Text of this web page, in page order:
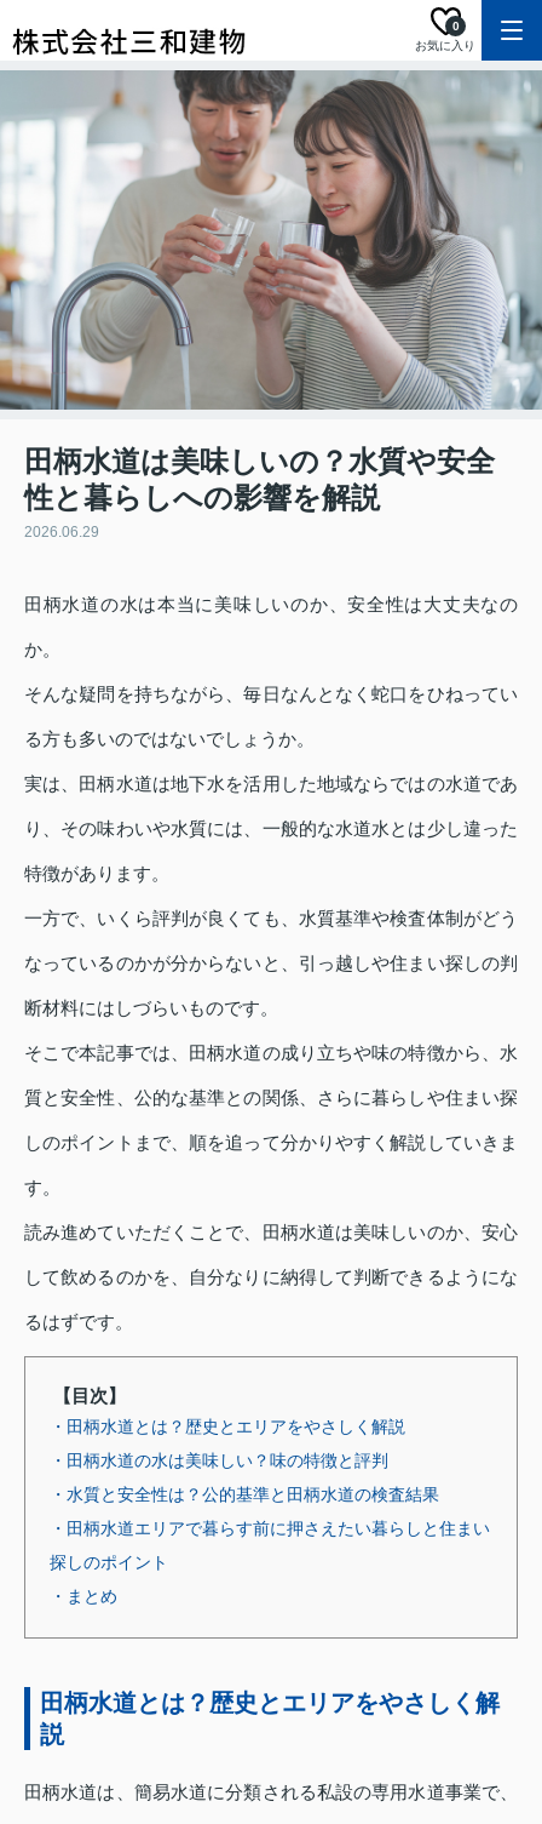
お気に入り
0
田柄水道は美味しいの？水質や安全
性と暮らしへの影響を解説
2026.06.29
田柄水道の水は本当に美味しいのか、安全性は大丈夫なの
か。
そんな疑問を持ちながら、毎日なんとなく蛇口をひねってい
る方も多いのではないでしょうか。
実は、田柄水道は地下水を活用した地域ならではの水道であ
り、その味わいや水質には、一般的な水道水とは少し違った
特徴があります。
一方で、いくら評判が良くても、水質基準や検査体制がどう
なっているのかが分からないと、引っ越しや住まい探しの判
断材料にはしづらいものです。
そこで本記事では、田柄水道の成り立ちや味の特徴から、水
質と安全性、公的な基準との関係、さらに暮らしや住まい探
しのポイントまで、順を追って分かりやすく解説していきま
す。
読み進めていただくことで、田柄水道は美味しいのか、安心
して飲めるのかを、自分なりに納得して判断できるようにな
るはずです。
【目次】
・田柄水道とは？歴史とエリアをやさしく解説
・田柄水道の水は美味しい？味の特徴と評判
・水質と安全性は？公的基準と田柄水道の検査結果
・田柄水道エリアで暮らす前に押さえたい暮らしと住まい
探しのポイント
・まとめ
田柄水道とは？歴史とエリアをやさしく解
説
田柄水道は、簡易水道に分類される私設の専用水道事業で、